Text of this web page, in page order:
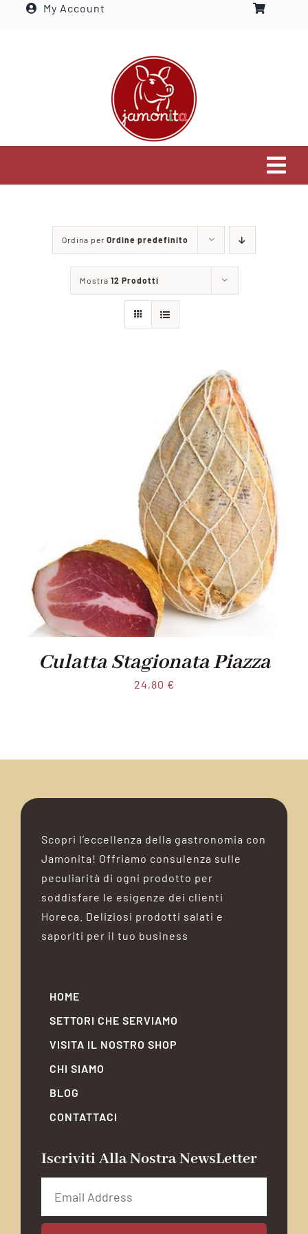
Salta
My Account
Settori che serviamo
Visita il nostro shop
Ordina per Ordine predefinito
Mostra 12 Prodotti
Culatta Stagionata Piazza
24,80 €
Scopri l’eccellenza della gastronomia con
Jamonita! Offriamo consulenza sulle
peculiarità di ogni prodotto per
soddisfare le esigenze dei clienti
Horeca. Deliziosi prodotti salati e
saporiti per il tuo business
HOME
SETTORI CHE SERVIAMO
VISITA IL NOSTRO SHOP
CHI SIAMO
BLOG
CONTATTACI
Iscriviti Alla Nostra NewsLetter